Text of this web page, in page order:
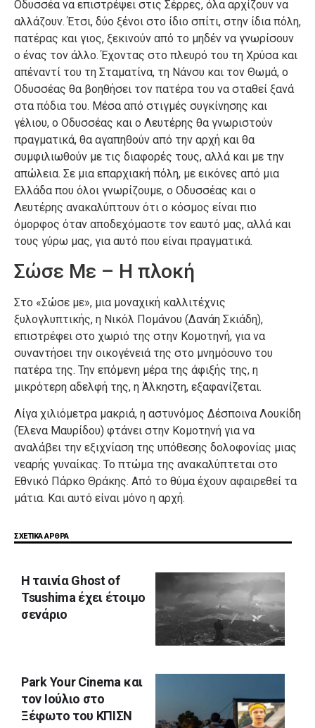
Οδυσσέα να επιστρέψει στις Σέρρες, όλα αρχίζουν να
αλλάζουν. Έτσι, δύο ξένοι στο ίδιο σπίτι, στην ίδια πόλη,
πατέρας και γιος, ξεκινούν από το μηδέν να γνωρίσουν
ο ένας τον άλλο. Έχοντας στο πλευρό του τη Χρύσα και
απέναντί του τη Σταματίνα, τη Νάνσυ και τον Θωμά, ο
Οδυσσέας θα βοηθήσει τον πατέρα του να σταθεί ξανά
στα πόδια του. Μέσα από στιγμές συγκίνησης και
γέλιου, ο Οδυσσέας και ο Λευτέρης θα γνωριστούν
πραγματικά, θα αγαπηθούν από την αρχή και θα
συμφιλιωθούν με τις διαφορές τους, αλλά και με την
απώλεια. Σε μια επαρχιακή πόλη, με εικόνες από μια
Ελλάδα που όλοι γνωρίζουμε, ο Οδυσσέας και ο
Λευτέρης ανακαλύπτουν ότι ο κόσμος είναι πιο
όμορφος όταν αποδεχόμαστε τον εαυτό μας, αλλά και
τους γύρω μας, για αυτό που είναι πραγματικά.
Σώσε Με – Η πλοκή
Στο «Σώσε με», μια μοναχική καλλιτέχνις
ξυλογλυπτικής, η Νικόλ Πομάνου (Δανάη Σκιάδη),
επιστρέφει στο χωριό της στην Κομοτηνή, για να
συναντήσει την οικογένειά της στο μνημόσυνο του
πατέρα της. Την επόμενη μέρα της άφιξής της, η
μικρότερη αδελφή της, η Άλκηστη, εξαφανίζεται.
Λίγα χιλιόμετρα μακριά, η αστυνόμος Δέσποινα Λουκίδη
(Έλενα Μαυρίδου) φτάνει στην Κομοτηνή για να
αναλάβει την εξιχνίαση της υπόθεσης δολοφονίας μιας
νεαρής γυναίκας. Το πτώμα της ανακαλύπτεται στο
Εθνικό Πάρκο Θράκης. Από το θύμα έχουν αφαιρεθεί τα
μάτια. Και αυτό είναι μόνο η αρχή.
ΣΧΕΤΙΚΑ ΑΡΘΡΑ
Η ταινία Ghost of
Tsushima έχει έτοιμο
σενάριο
Park Your Cinema και
τον Ιούλιο στο
Ξέφωτο του ΚΠΙΣΝ